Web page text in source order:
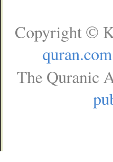
Copyright ©
quran.com
The Quranic